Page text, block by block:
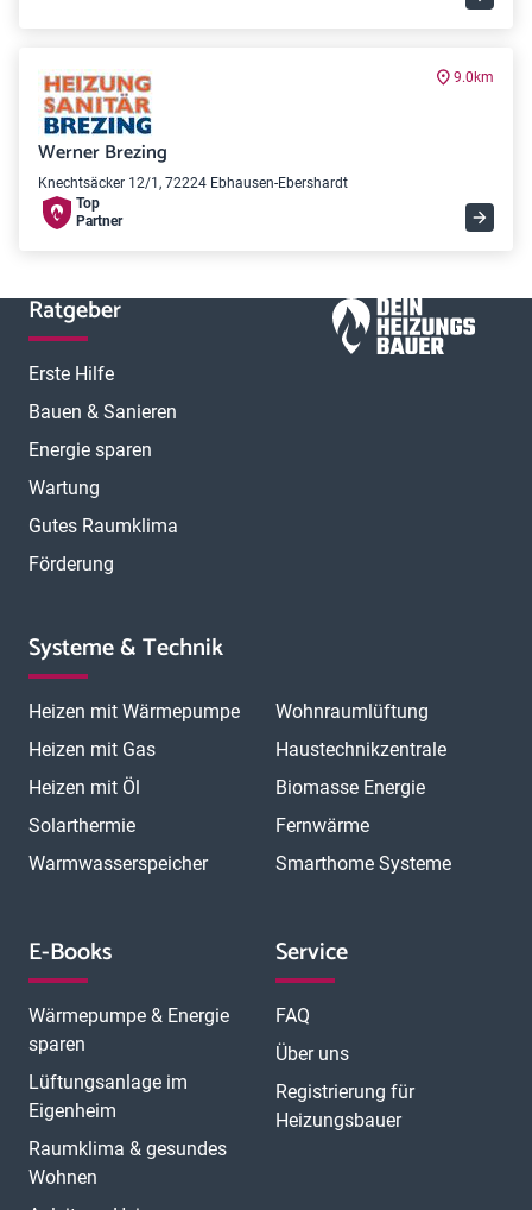
9.0km
Werner Brezing
Knechtsäcker 12/1, 72224 Ebhausen-Ebershardt
Top
Partner
Ratgeber
Erste Hilfe
Bauen & Sanieren
Energie sparen
Wartung
Gutes Raumklima
Förderung
Systeme & Technik
Heizen mit Wärmepumpe
Heizen mit Gas
Heizen mit Öl
Solarthermie
Warmwasserspeicher
Wohnraumlüftung
Haustechnikzentrale
Biomasse Energie
Fernwärme
Smarthome Systeme
E-Books
Wärmepumpe & Energie
sparen
Lüftungsanlage im
Eigenheim
Raumklima & gesundes
Wohnen
Service
FAQ
Über uns
Registrierung für
Heizungsbauer